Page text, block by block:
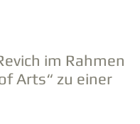
im Rahmen
Arts“ zu einer